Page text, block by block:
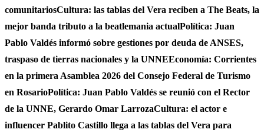
comunitariosCultura: las tablas del Vera reciben a The Beats, la
mejor banda tributo a la beatlemania actualPolítica: Juan
Pablo Valdés informó sobre gestiones por deuda de ANSES,
traspaso de tierras nacionales y la UNNEEconomía: Corrientes
en la primera Asamblea 2026 del Consejo Federal de Turismo
en RosarioPolítica: Juan Pablo Valdés se reunió con el Rector
de la UNNE, Gerardo Omar LarrozaCultura: el actor e
influencer Pablito Castillo llega a las tablas del Vera para